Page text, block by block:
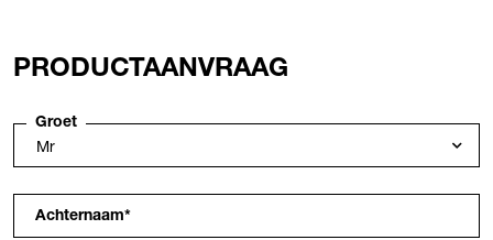
PRODUCTAANVRAAG
Groet
Achternaam*